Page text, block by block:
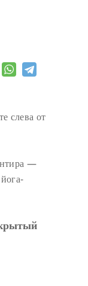
слева от
—